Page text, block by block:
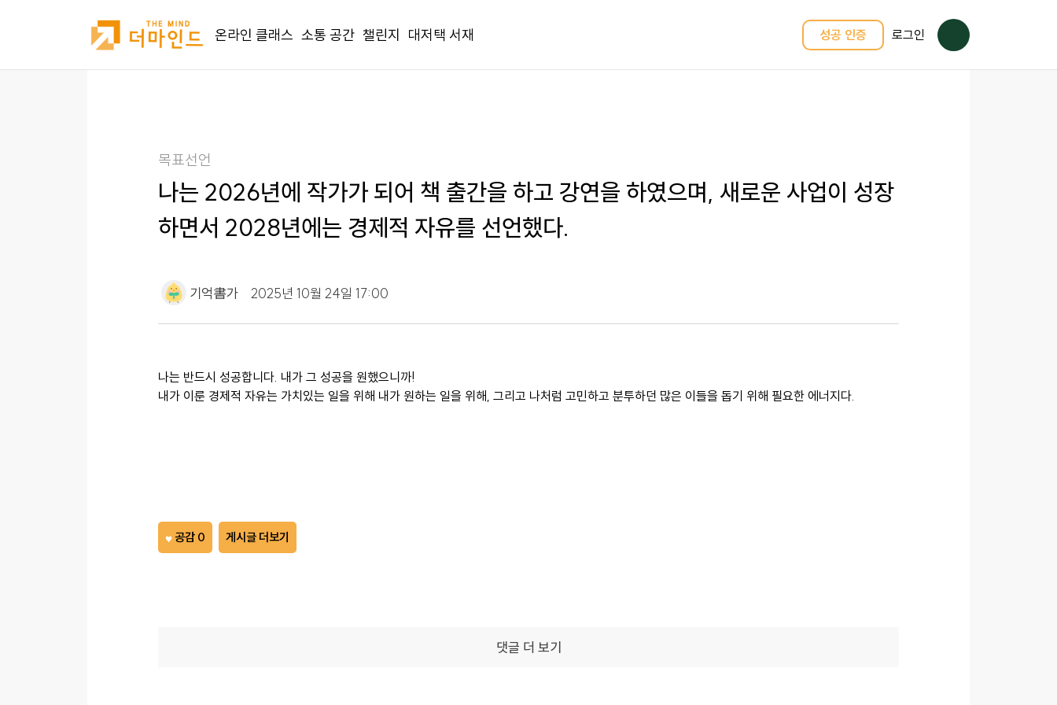
온라인 클래스 소통 공간 챌린지 대저택 서재 성공 인증 로그인
목표선언
나는 2026년에 작가가 되어 책 출간을 하고 강연을 하였으며, 새로운 사업이 성장
하면서 2028년에는 경제적 자유를 선언했다.
기억書가 2025년 10월 24일 17:00
나는 반드시 성공합니다. 내가 그 성공을 원했으니까!
내가 이룬 경제적 자유는 가치있는 일을 위해 내가 원하는 일을 위해, 그리고 나처럼 고민하고 분투하던 많은 이들을 돕기 위해 필요한 에너지다.
공감 0 게시글 더보기
댓글 더 보기